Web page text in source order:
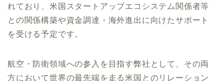
れており、米国スタートアップエコシステム関係者等
との関係構築や資金調達・海外進出に向けたサポート
を受ける予定です。
航空・防衛領域への参入を目指す弊社として、その両
方において世界の最先端を走る米国とのリレーション